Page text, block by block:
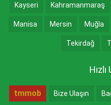
Kayseri Kahramanmaraş
Manisa Mersin Muğla
Tekirdağ
Hızlı
tmmob Bize Ulaşın